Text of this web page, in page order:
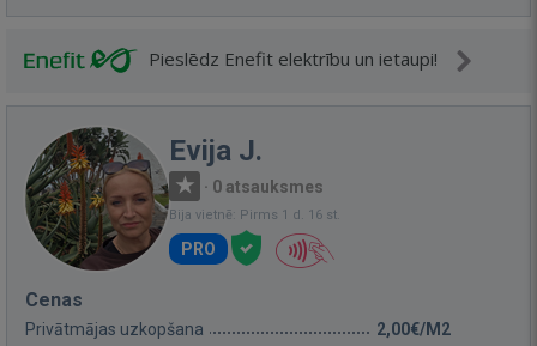
Pieslēdz Enefit elektrību un ietaupi!
Evija J.
· 0 atsauksmes
Bija vietnē: Pirms 1 d. 16 st.
PRO
Cenas
Privātmājas uzkopšana 2,00€/M2